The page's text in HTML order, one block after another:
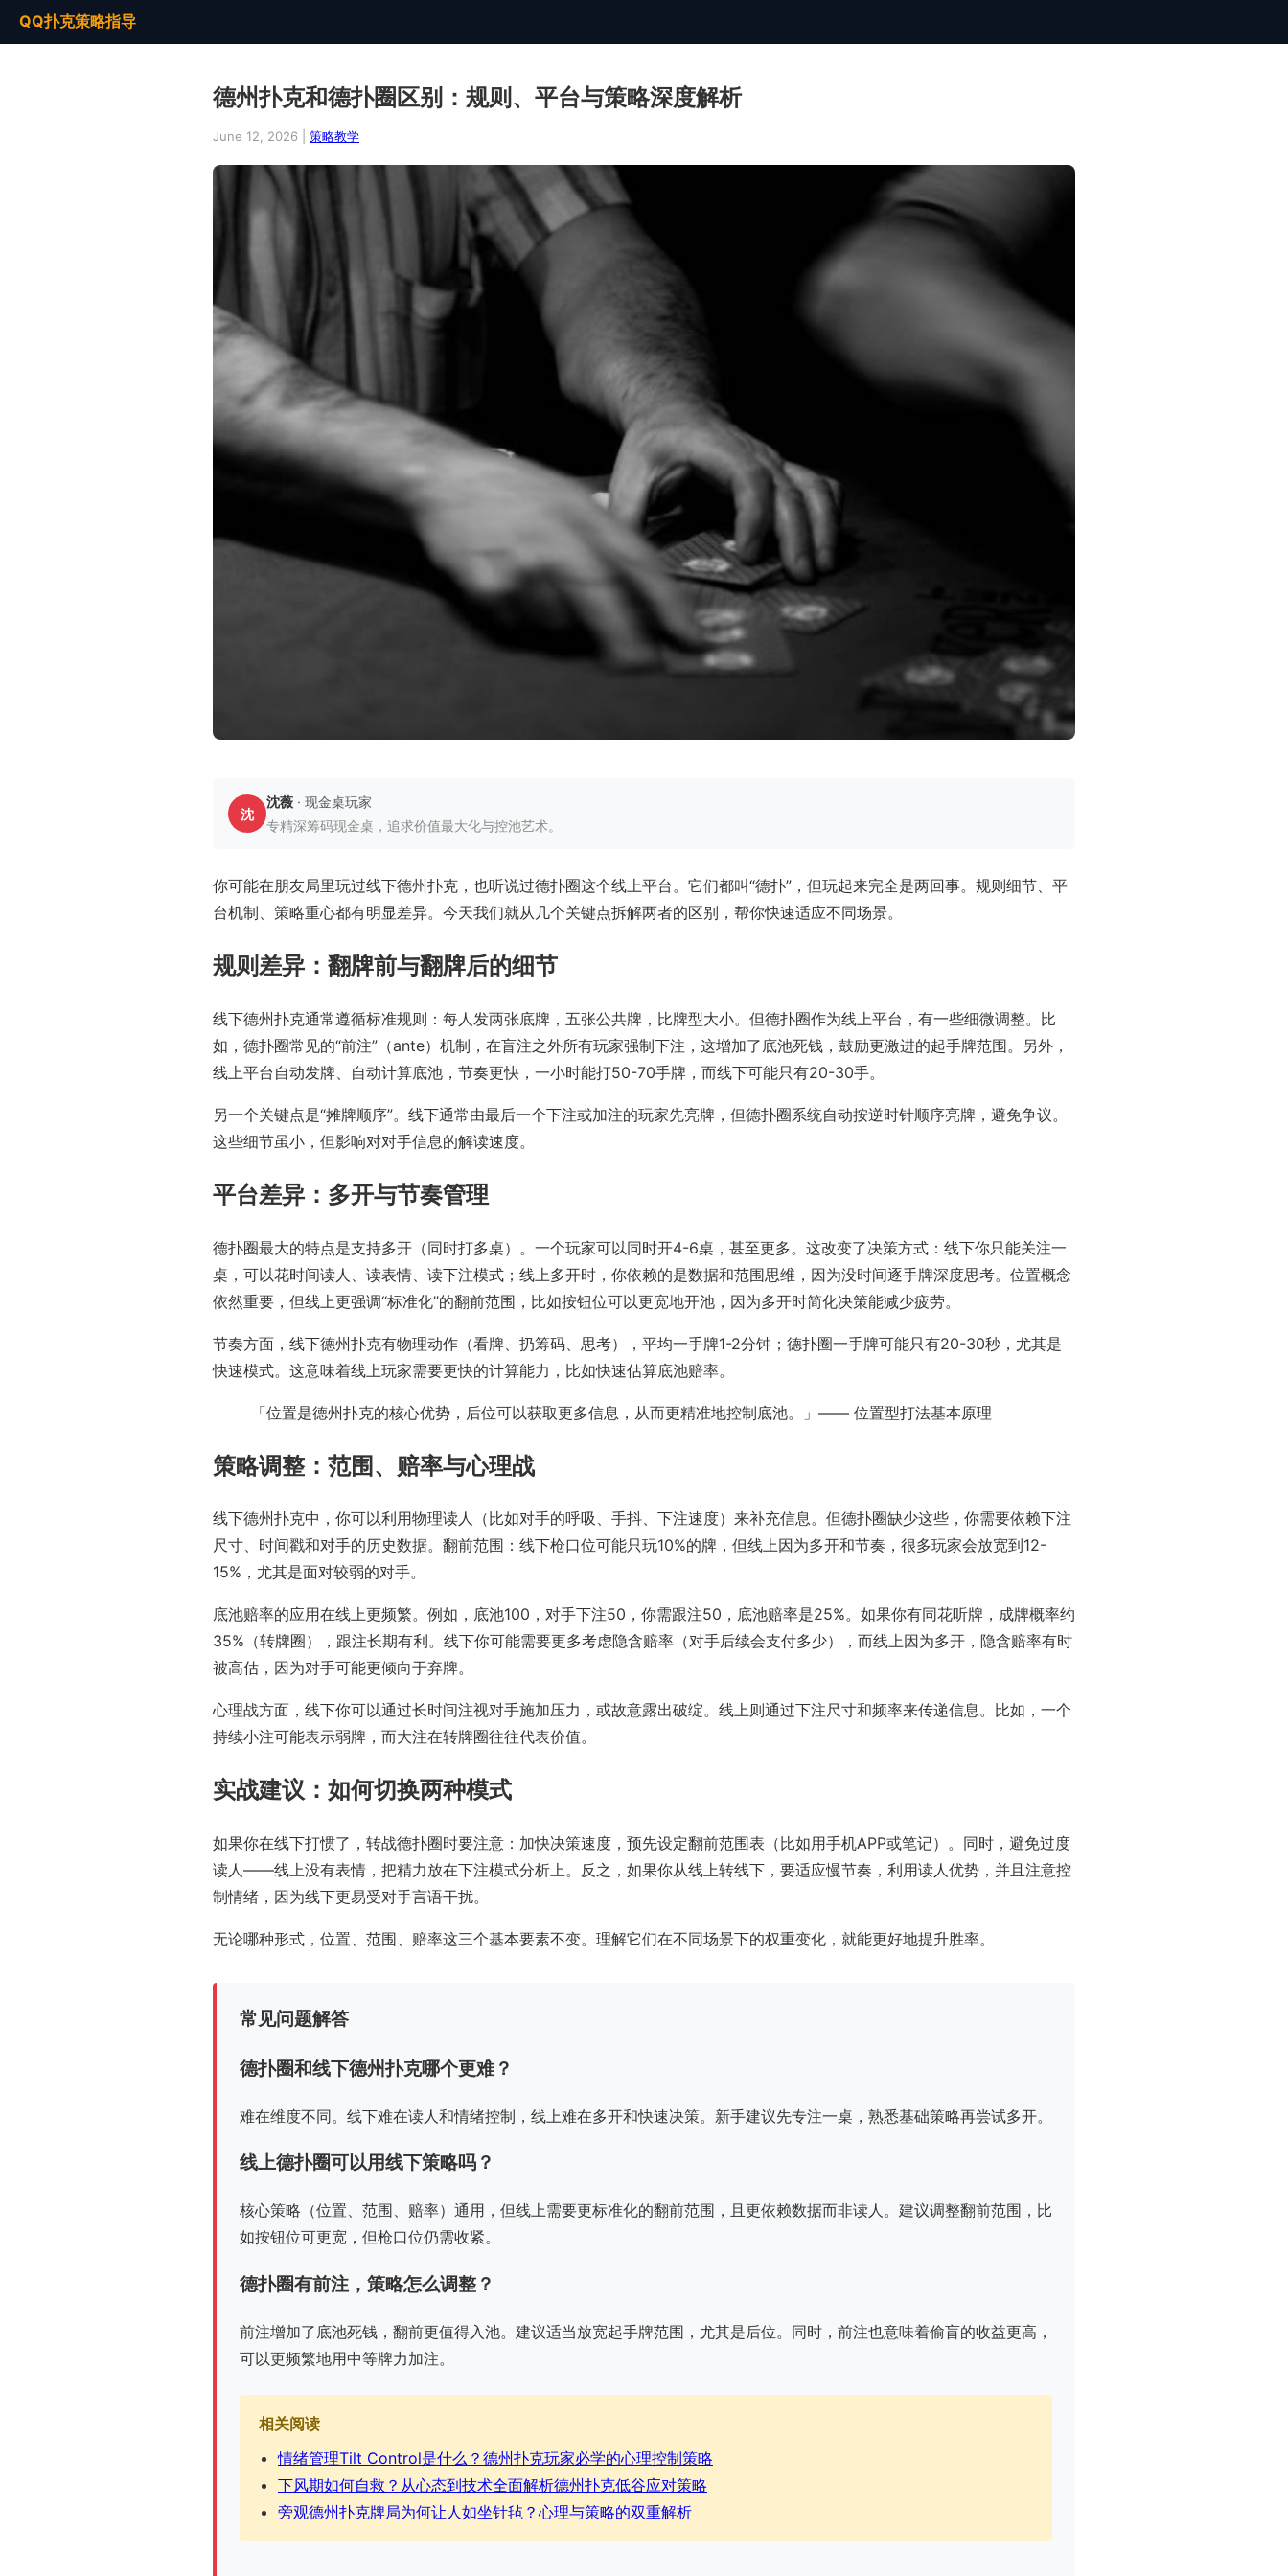
QQ扑克策略指导
德州扑克和德扑圈区别：规则、平台与策略深度解析
June 12, 2026 | 策略教学
沈
沈薇 · 现金桌玩家
专精深筹码现金桌，追求价值最大化与控池艺术。
你可能在朋友局里玩过线下德州扑克，也听说过德扑圈这个线上平台。它们都叫“德扑”，但玩起来完全是两回事。规则细节、平
台机制、策略重心都有明显差异。今天我们就从几个关键点拆解两者的区别，帮你快速适应不同场景。
规则差异：翻牌前与翻牌后的细节
线下德州扑克通常遵循标准规则：每人发两张底牌，五张公共牌，比牌型大小。但德扑圈作为线上平台，有一些细微调整。比
如，德扑圈常见的“前注”（ante）机制，在盲注之外所有玩家强制下注，这增加了底池死钱，鼓励更激进的起手牌范围。另外，
线上平台自动发牌、自动计算底池，节奏更快，一小时能打50-70手牌，而线下可能只有20-30手。
另一个关键点是“摊牌顺序”。线下通常由最后一个下注或加注的玩家先亮牌，但德扑圈系统自动按逆时针顺序亮牌，避免争议。
这些细节虽小，但影响对对手信息的解读速度。
平台差异：多开与节奏管理
德扑圈最大的特点是支持多开（同时打多桌）。一个玩家可以同时开4-6桌，甚至更多。这改变了决策方式：线下你只能关注一
桌，可以花时间读人、读表情、读下注模式；线上多开时，你依赖的是数据和范围思维，因为没时间逐手牌深度思考。位置概念
依然重要，但线上更强调“标准化”的翻前范围，比如按钮位可以更宽地开池，因为多开时简化决策能减少疲劳。
节奏方面，线下德州扑克有物理动作（看牌、扔筹码、思考），平均一手牌1-2分钟；德扑圈一手牌可能只有20-30秒，尤其是
快速模式。这意味着线上玩家需要更快的计算能力，比如快速估算底池赔率。
「位置是德州扑克的核心优势，后位可以获取更多信息，从而更精准地控制底池。」—— 位置型打法基本原理
策略调整：范围、赔率与心理战
线下德州扑克中，你可以利用物理读人（比如对手的呼吸、手抖、下注速度）来补充信息。但德扑圈缺少这些，你需要依赖下注
尺寸、时间戳和对手的历史数据。翻前范围：线下枪口位可能只玩10%的牌，但线上因为多开和节奏，很多玩家会放宽到12-
15%，尤其是面对较弱的对手。
底池赔率的应用在线上更频繁。例如，底池100，对手下注50，你需跟注50，底池赔率是25%。如果你有同花听牌，成牌概率约
35%（转牌圈），跟注长期有利。线下你可能需要更多考虑隐含赔率（对手后续会支付多少），而线上因为多开，隐含赔率有时
被高估，因为对手可能更倾向于弃牌。
心理战方面，线下你可以通过长时间注视对手施加压力，或故意露出破绽。线上则通过下注尺寸和频率来传递信息。比如，一个
持续小注可能表示弱牌，而大注在转牌圈往往代表价值。
实战建议：如何切换两种模式
如果你在线下打惯了，转战德扑圈时要注意：加快决策速度，预先设定翻前范围表（比如用手机APP或笔记）。同时，避免过度
读人——线上没有表情，把精力放在下注模式分析上。反之，如果你从线上转线下，要适应慢节奏，利用读人优势，并且注意控
制情绪，因为线下更易受对手言语干扰。
无论哪种形式，位置、范围、赔率这三个基本要素不变。理解它们在不同场景下的权重变化，就能更好地提升胜率。
常见问题解答
德扑圈和线下德州扑克哪个更难？
难在维度不同。线下难在读人和情绪控制，线上难在多开和快速决策。新手建议先专注一桌，熟悉基础策略再尝试多开。
线上德扑圈可以用线下策略吗？
核心策略（位置、范围、赔率）通用，但线上需要更标准化的翻前范围，且更依赖数据而非读人。建议调整翻前范围，比
如按钮位可更宽，但枪口位仍需收紧。
德扑圈有前注，策略怎么调整？
前注增加了底池死钱，翻前更值得入池。建议适当放宽起手牌范围，尤其是后位。同时，前注也意味着偷盲的收益更高，
可以更频繁地用中等牌力加注。
相关阅读
情绪管理Tilt Control是什么？德州扑克玩家必学的心理控制策略
下风期如何自救？从心态到技术全面解析德州扑克低谷应对策略
旁观德州扑克牌局为何让人如坐针毡？心理与策略的双重解析